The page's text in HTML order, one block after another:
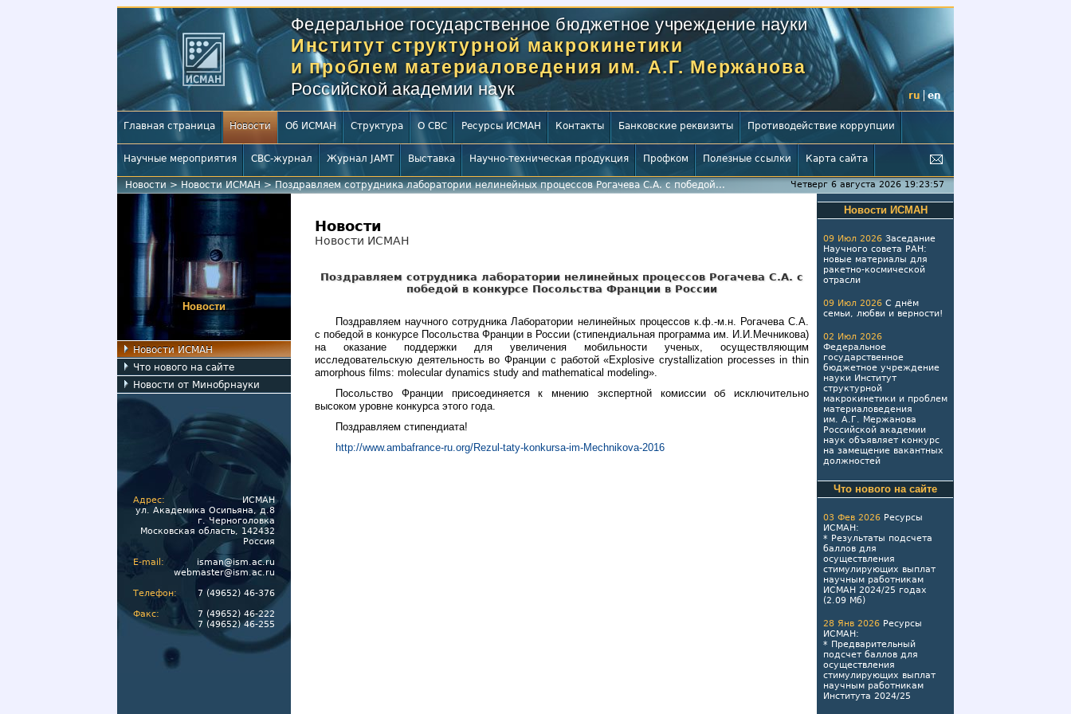
Федеральное государственное бюджетное учреждение науки
Институт структурной макрокинетики
и проблем материаловедения им. А.Г. Мержанова
Российской академии наук ru en
Главная страница Новости Об ИСМАН Структура О СВС Ресурсы ИСМАН Контакты Банковские реквизиты Противодействие коррупции
Научные мероприятия СВС-журнал Журнал JAMT Выставка Научно-техническая продукция Профком Полезные ссылки Карта сайта
Новости>Новости ИСМАН>Поздравляем сотрудника лаборатории нелинейных процессов Рогачева С.А. с победой... Четверг 6 августа 2026 19:23:57
Новости
Новости ИСМАН
Что нового на сайте
Новости от Минобрнауки
Адрес:
ИСМАН
ул. Академика Осипьяна, д.8
г. Черноголовка
Московская область, 142432
Россия
E-mail:
isman@ism.ac.ru
webmaster@ism.ac.ru
Телефон:
7 (49652) 46-376
Факс:
7 (49652) 46-222
7 (49652) 46-255
Новости
Новости ИСМАН
Поздравляем сотрудника лаборатории нелинейных процессов Рогачева С.А. с
победой в конкурсе Посольства Франции в России
Поздравляем научного сотрудника Лаборатории нелинейных процессов к.ф.-м.н. Рогачева С.А.
с победой в конкурсе Посольства Франции в России (стипендиальная программа им. И.И.Мечникова)
на оказание поддержки для увеличения мобильности ученых, осуществляющим
исследовательскую деятельность во Франции с работой «Explosive crystallization processes in thin
amorphous films: molecular dynamics study and mathematical modeling».
Посольство Франции присоединяется к мнению экспертной комиссии об исключительно
высоком уровне конкурса этого года.
Поздравляем стипендиата!
http://www.ambafrance-ru.org/Rezul-taty-konkursa-im-Mechnikova-2016
Новости ИСМАН
09 Июл 2026 Заседание
Научного совета РАН:
новые материалы для
ракетно-космической
отрасли
09 Июл 2026 С днём
семьи, любви и верности!
02 Июл 2026
Федеральное
государственное
бюджетное учреждение
науки Институт
структурной
макрокинетики и проблем
материаловедения
им. А.Г. Мержанова
Российской академии
наук объявляет конкурс
на замещение вакантных
должностей
Что нового на сайте
03 Фев 2026 Ресурсы
ИСМАН:
* Результаты подсчета
баллов для
осуществления
стимулирующих выплат
научным работникам
ИСМАН 2024/25 годах
(2.09 Мб)
28 Янв 2026 Ресурсы
ИСМАН:
* Предварительный
подсчет баллов для
осуществления
стимулирующих выплат
научным работникам
Института 2024/25